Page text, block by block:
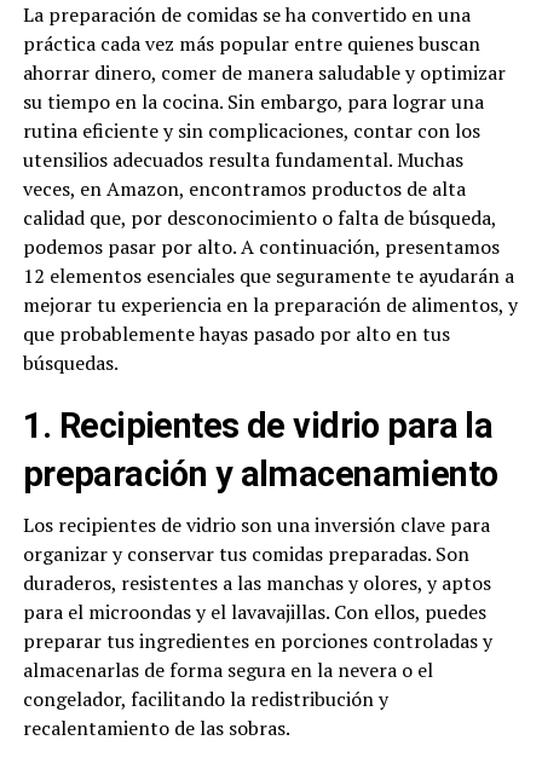
La preparación de comidas se ha convertido en una
práctica cada vez más popular entre quienes buscan
ahorrar dinero, comer de manera saludable y optimizar
su tiempo en la cocina. Sin embargo, para lograr una
rutina eficiente y sin complicaciones, contar con los
utensilios adecuados resulta fundamental. Muchas
veces, en Amazon, encontramos productos de alta
calidad que, por desconocimiento o falta de búsqueda,
podemos pasar por alto. A continuación, presentamos
12 elementos esenciales que seguramente te ayudarán a
mejorar tu experiencia en la preparación de alimentos, y
que probablemente hayas pasado por alto en tus
búsquedas.
1. Recipientes de vidrio para la
preparación y almacenamiento
Los recipientes de vidrio son una inversión clave para
organizar y conservar tus comidas preparadas. Son
duraderos, resistentes a las manchas y olores, y aptos
para el microondas y el lavavajillas. Con ellos, puedes
preparar tus ingredientes en porciones controladas y
almacenarlas de forma segura en la nevera o el
congelador, facilitando la redistribución y
recalentamiento de las sobras.